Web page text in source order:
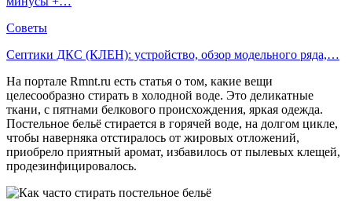
Советы
Септики ДКС (КЛЕН): устройство, обзор модельного ряда,…
На портале Rmnt.ru есть статья о том, какие вещи
целесообразно стирать в холодной воде. Это деликатные
ткани, с пятнами белкового происхождения, яркая одежда.
Постельное бельё стирается в горячей воде, на долгом цикле,
чтобы наверняка отстиралось от жировых отложений,
приобрело приятный аромат, избавилось от пылевых клещей,
продезинфицировалось.